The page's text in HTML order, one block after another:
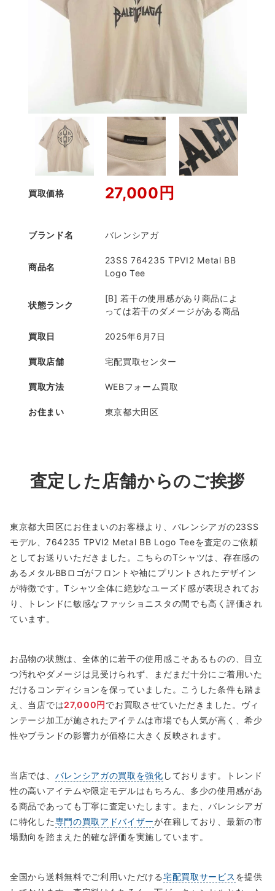
買取価格 27,000円
ブランド名 バレンシアガ
商品名
23SS 764235 TPVI2 Metal BB
Logo Tee
状態ランク
[B] 若干の使用感があり商品によ
っては若干のダメージがある商品
買取日 2025年6月7日
買取店舗 宅配買取センター
買取方法 WEBフォーム買取
お住まい 東京都大田区
査定した店舗からのご挨拶
東京都大田区にお住まいのお客様より、バレンシアガの23SS
モデル、764235 TPVI2 Metal BB Logo Teeを査定のご依頼
としてお送りいただきました。こちらのTシャツは、存在感の
あるメタルBBロゴがフロントや袖にプリントされたデザイン
が特徴です。Tシャツ全体に絶妙なユーズド感が表現されてお
り、トレンドに敏感なファッショニスタの間でも高く評価され
ています。
お品物の状態は、全体的に若干の使用感こそあるものの、目立
つ汚れやダメージは見受けられず、まだまだ十分にご着用いた
だけるコンディションを保っていました。こうした条件も踏ま
え、当店では27,000円でお買取させていただきました。ヴィ
ンテージ加工が施されたアイテムは市場でも人気が高く、希少
性やブランドの影響力が価格に大きく反映されます。
当店では、 バレンシアガの買取を強化 しております。トレンド
性の高いアイテムや限定モデルはもちろん、多少の使用感があ
る商品であっても丁寧に査定いたします。また、バレンシアガ
に特化した専門の買取アドバイザーが在籍しており、最新の市
場動向を踏まえた的確な評価を実施しています。
全国から送料無料でご利用いただける宅配買取サービス を提供